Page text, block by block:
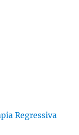
Regressiva